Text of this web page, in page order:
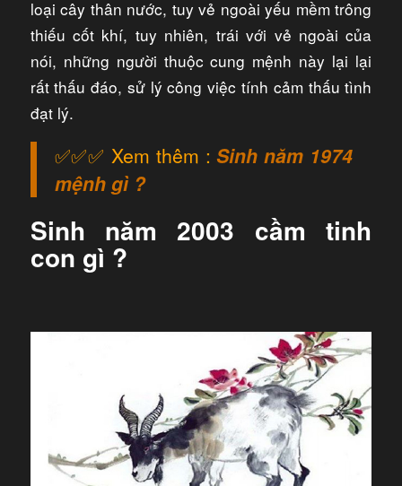
loại cây thân nước, tuy vẻ ngoài yếu mềm trông
thiếu cốt khí, tuy nhiên, trái với vẻ ngoài của
nói, những người thuộc cung mệnh này lại lại
rất thấu đáo, sử lý công việc tính cảm thấu tình
đạt lý.
✅✅✅ Xem thêm : Sinh năm 1974
mệnh gì ?
Sinh năm 2003 cầm tinh
con gì ?